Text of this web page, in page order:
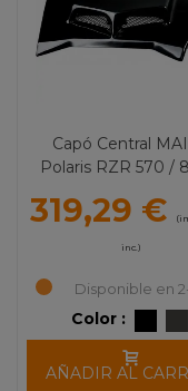
Capó Central
Polaris RZR 570 /
319,29 €
inc.)
Disponible en
Color :
AÑADIR AL